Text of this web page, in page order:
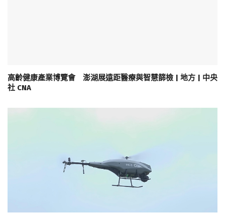
高齡健康產業博覽會 澎湖展遠距醫療與智慧篩檢 | 地方 | 中央
社 CNA